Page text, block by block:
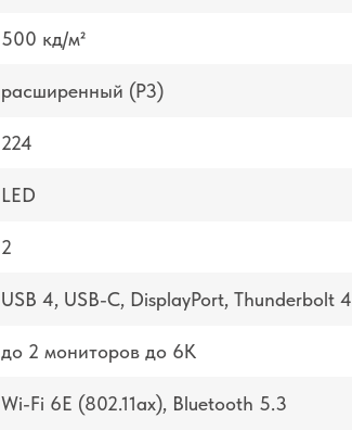
500 кд/м²
расширенный (P3)
224
LED
2
USB 4, USB-C, DisplayPort, Thunderbolt 4
до 2 мониторов до 6K
Wi-Fi 6E (802.11ax), Bluetooth 5.3